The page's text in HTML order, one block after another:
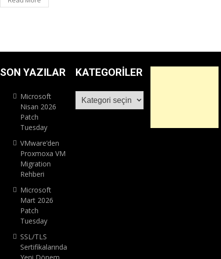
SON YAZILAR
Microsoft
Nisan 2026
Patch
Tuesday
VMware’den
Proxmoxa VM
Migration
Rehberi
Microsoft
Mart 2026
Patch
Tuesday
SSL/TLS
Sertifikalarında
KATEGORILER